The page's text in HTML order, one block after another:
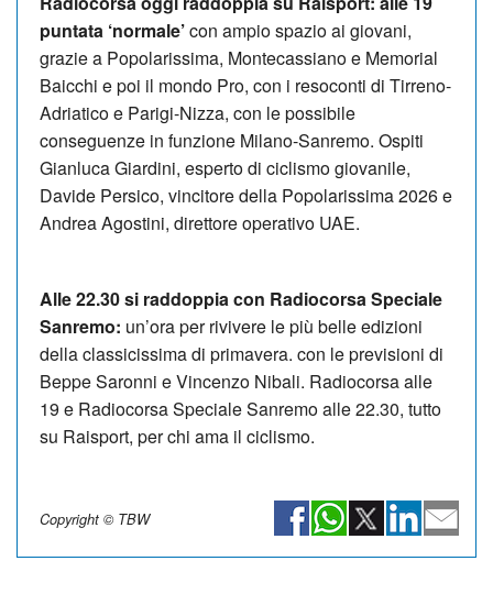
puntata ‘normale’con ampio spazio ai giovani,
grazie a Popolarissima, Montecassiano e Memorial
Baicchi e poi il mondo Pro, con i resoconti di Tirreno-
Adriatico e Parigi-Nizza, con le possibile
conseguenze in funzione Milano-Sanremo. Ospiti
Gianluca Giardini, esperto di ciclismo giovanile,
Davide Persico, vincitore della Popolarissima 2026 e
Andrea Agostini, direttore operativo UAE.
Alle 22.30 si raddoppia con Radiocorsa Speciale
Sanremo: un’ora per rivivere le più belle edizioni
della classicissima di primavera. con le previsioni di
Beppe Saronni e Vincenzo Nibali. Radiocorsa alle
19 e Radiocorsa Speciale Sanremo alle 22.30, tutto
su Raisport, per chi ama il ciclismo.
Copyright © TBW